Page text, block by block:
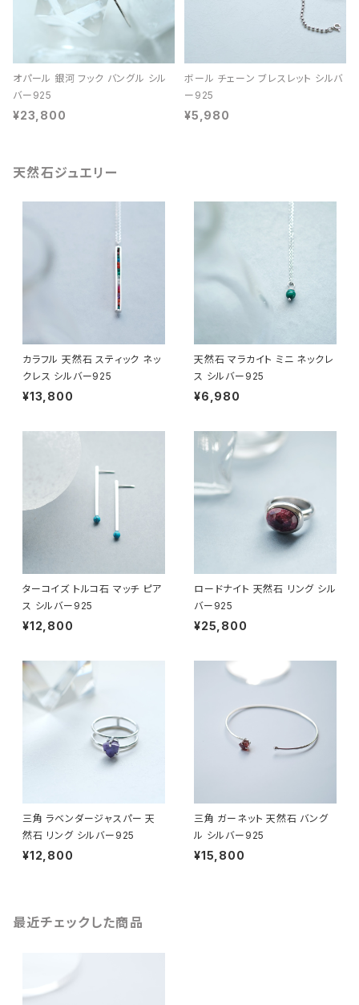
オパール 銀河 フック バングル シル
バー925
¥23,800
ボール チェーン ブレスレット シルバ
ー925
¥5,980
天然石ジュエリー
カラフル 天然石 スティック ネッ
クレス シルバー925
¥13,800
天然石 マラカイト ミニ ネックレ
ス シルバー925
¥6,980
ターコイズ トルコ石 マッチ ピア
ス シルバー925
¥12,800
ロードナイト 天然石 リング シル
バー925
¥25,800
三角 ラベンダージャスパー 天
然石 リング シルバー925
¥12,800
三角 ガーネット 天然石 バング
ル シルバー925
¥15,800
最近チェックした商品